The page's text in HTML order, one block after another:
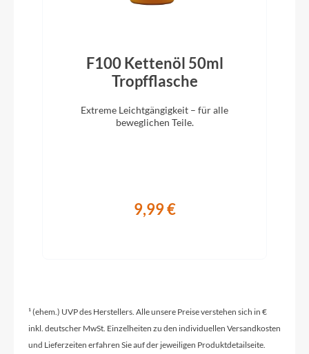
Aluminium
Kurbelgarnitur
one piece 39T
20 Zoll
F100 Kettenöl 50ml
Tropfflasche
Extreme Leichtgängigkeit – für alle
beweglichen Teile.
9,99 €
¹ (ehem.) UVP des Herstellers. Alle unsere Preise verstehen sich in €
inkl. deutscher MwSt. Einzelheiten zu den individuellen Versandkosten
und Lieferzeiten erfahren Sie auf der jeweiligen Produktdetailseite.